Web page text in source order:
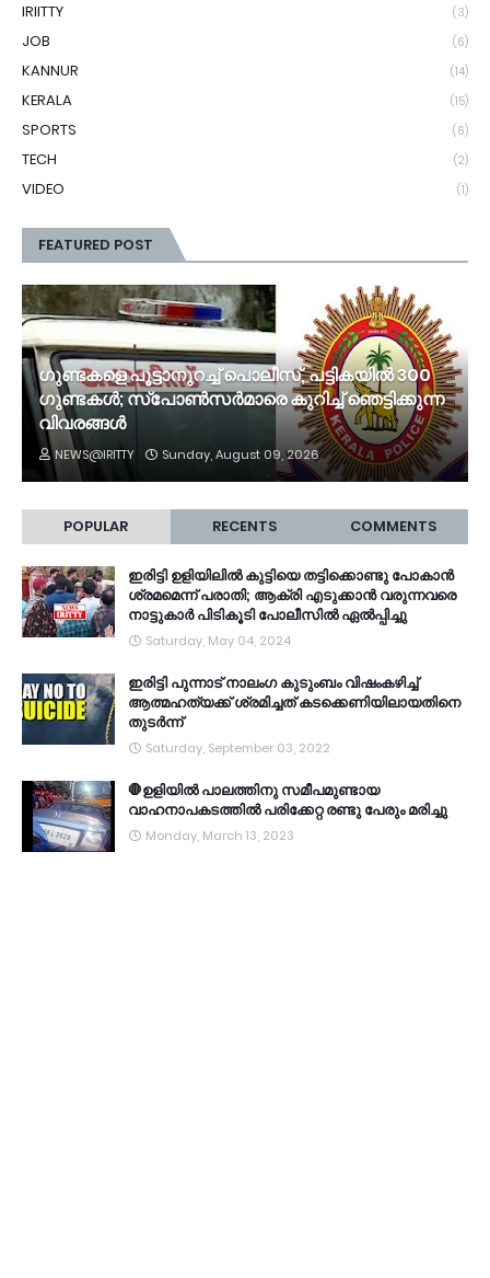
IRIITTY (3)
JOB (6)
KANNUR (14)
KERALA (15)
SPORTS (6)
TECH (2)
VIDEO (1)
FEATURED POST
ഗുണ്ടകളെ പൂട്ടാനുറച്ച് പൊലീസ്, പട്ടികയിൽ 300
ഗുണ്ടകൾ; സ്‌പോൺസർമാരെ കുറിച്ച് ഞെട്ടിക്കുന്ന
വിവരങ്ങൾ
NEWS@IRITTY Sunday, August 09, 2026
POPULAR RECENTS COMMENTS
ഇരിട്ടി ഉളിയിലിൽ കുട്ടിയെ തട്ടിക്കൊണ്ടു പോകാൻ
ശ്രമമെന്ന് പരാതി; ആക്രി എടുക്കാൻ വരുന്നവരെ
നാട്ടുകാർ പിടികൂടി പോലീസിൽ ഏൽപ്പിച്ചു
Saturday, May 04, 2024
ഇരിട്ടി പുന്നാട് നാലംഗ കുടുംബം വിഷംകഴിച്ച്‌
ആത്മഹത്യക്ക് ശ്രമിച്ചത് കടക്കെണിയിലായതിനെ
തുടർന്ന്
Saturday, September 03, 2022
🛑ഉളിയിൽ പാലത്തിനു സമീപമുണ്ടായ
വാഹനാപകടത്തിൽ പരിക്കേറ്റ രണ്ടു പേരും മരിച്ചു
Monday, March 13, 2023